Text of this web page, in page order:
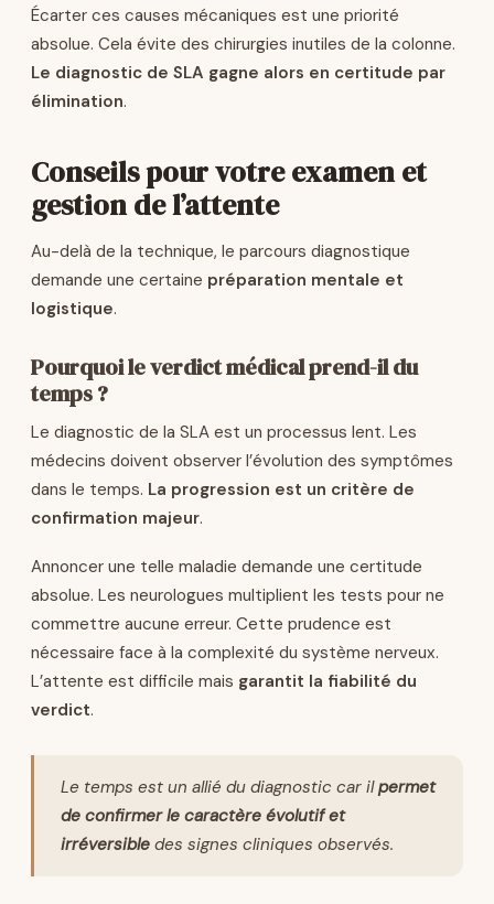
Écarter ces causes mécaniques est une priorité
absolue. Cela évite des chirurgies inutiles de la colonne.
Le diagnostic de SLA gagne alors en certitude par
élimination.
Conseils pour votre examen et
gestion de l’attente
Au-delà de la technique, le parcours diagnostique
demande une certaine préparation mentale et
logistique.
Pourquoi le verdict médical prend-il du
temps ?
Le diagnostic de la SLA est un processus lent. Les
médecins doivent observer l’évolution des symptômes
dans le temps. La progression est un critère de
confirmation majeur.
Annoncer une telle maladie demande une certitude
absolue. Les neurologues multiplient les tests pour ne
commettre aucune erreur. Cette prudence est
nécessaire face à la complexité du système nerveux.
L’attente est difficile mais garantit la fiabilité du
verdict.
Le temps est un allié du diagnostic car ilpermet
de confirmer le caractère évolutif et
irréversible des signes cliniques observés.